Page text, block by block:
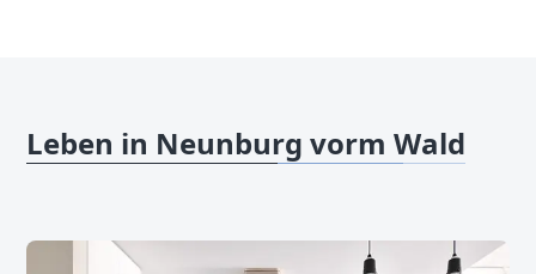
Leben in Neunburg vorm Wald